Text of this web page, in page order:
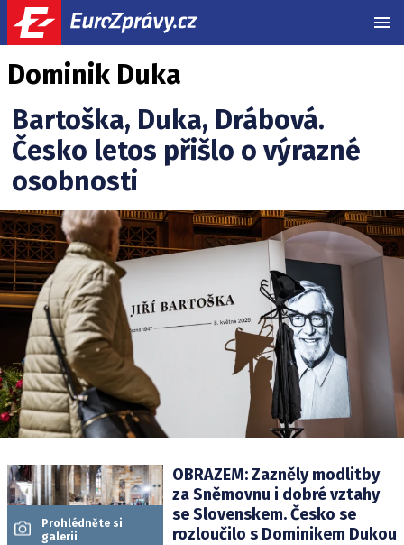
Dominik Duka
Bartoška, Duka, Drábová.
Česko letos přišlo o výrazné
osobnosti
Prohlédněte si
galerii
OBRAZEM: Zazněly modlitby
za Sněmovnu i dobré vztahy
se Slovenskem. Česko se
rozloučilo s Dominikem Dukou